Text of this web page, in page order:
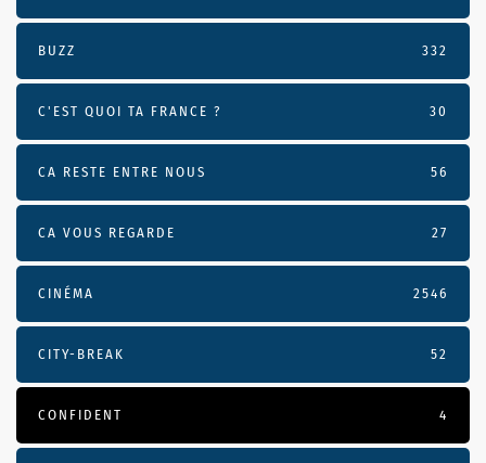
BUZZ 332
C'EST QUOI TA FRANCE ? 30
CA RESTE ENTRE NOUS 56
CA VOUS REGARDE 27
CINÉMA 2546
CITY-BREAK 52
CONFIDENT 4